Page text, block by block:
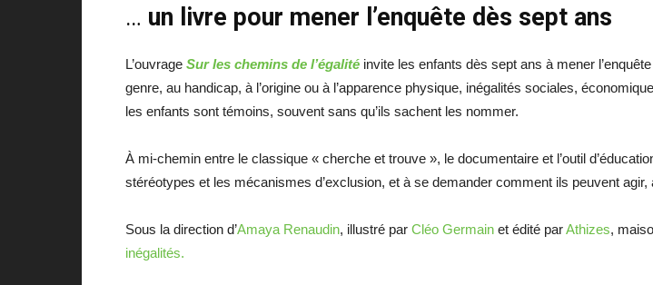
… un livre pour mener l’enquête dès sept ans
L’ouvrage Sur les chemins de l’égalité invite les enfants dès sept ans à mener
genre, au handicap, à l’origine ou à l’apparence physique, inégalités sociales,
les enfants sont témoins, souvent sans qu’ils sachent les nommer.
À mi-chemin entre le classique « cherche et trouve », le documentaire et l’outil
stéréotypes et les mécanismes d’exclusion, et à se demander comment ils peuvent
Sous la direction d’Amaya Renaudin, illustré par Cléo Germain et édité parAthizes,
inégalités.